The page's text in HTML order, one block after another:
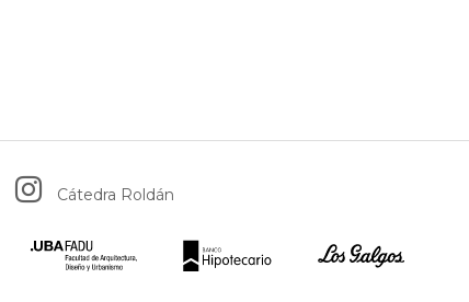
Cátedra Roldán